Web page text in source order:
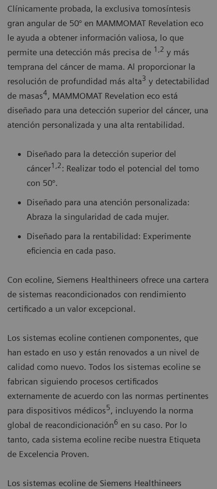
Clínicamente probada, la exclusiva tomosíntesis
gran angular de 50° en MAMMOMAT Revelation eco
le ayuda a obtener información valiosa, lo que
permite una detección más precisa de 1,2 y más
temprana del cáncer de mama. Al proporcionar la
resolución de profundidad más alta3 y detectabilidad
de masas4, MAMMOMAT Revelation eco está
diseñado para una detección superior del cáncer, una
atención personalizada y una alta rentabilidad.
Diseñado para la detección superior del
cáncer1,2: Realizar todo el potencial del tomo
con 50°.
Diseñado para una atención personalizada:
Abraza la singularidad de cada mujer.
Diseñado para la rentabilidad: Experimente
eficiencia en cada paso.
Con ecoline, Siemens Healthineers ofrece una cartera
de sistemas reacondicionados con rendimiento
certificado a un valor excepcional.
Los sistemas ecoline contienen componentes, que
han estado en uso y están renovados a un nivel de
calidad como nuevo. Todos los sistemas ecoline se
fabrican siguiendo procesos certificados
externamente de acuerdo con las normas pertinentes
para dispositivos médicos5, incluyendo la norma
global de reacondicionación6 en su caso. Por lo
tanto, cada sistema ecoline recibe nuestra Etiqueta
de Excelencia Proven.
Los sistemas ecoline de Siemens Healthineers